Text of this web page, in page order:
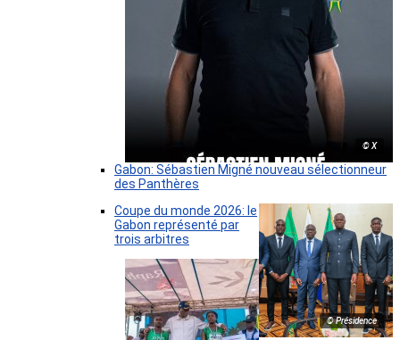
© X
Gabon: Sébastien Migné nouveau sélectionneur
des Panthères
© Présidence
Coupe du monde 2026: le
Gabon représenté par
trois arbitres